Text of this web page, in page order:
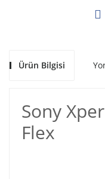
Ürün Bilgisi
Sony
Flex